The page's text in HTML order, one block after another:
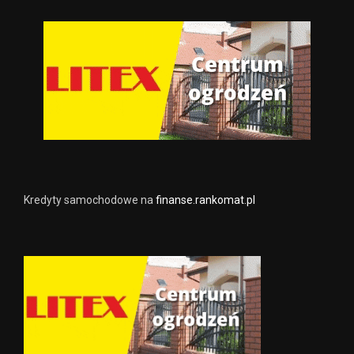
Kredyty samochodowe nafinanse.rankomat.pl